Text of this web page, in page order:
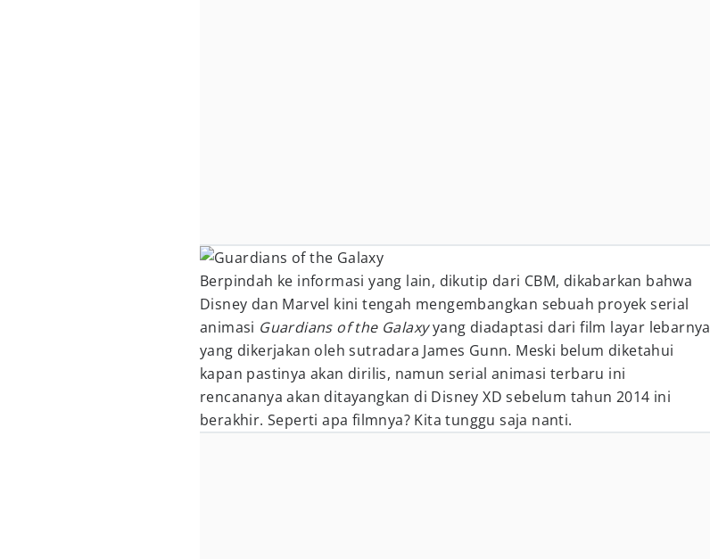
Berpindah ke informasi yang lain, dikutip dari CBM, dikabarkan bahwa
Disney dan Marvel kini tengah mengembangkan sebuah proyek serial
animasi Guardians of the Galaxyyang diadaptasi dari film layar lebarnya
yang dikerjakan oleh sutradara James Gunn. Meski belum diketahui
kapan pastinya akan dirilis, namun serial animasi terbaru ini
rencananya akan ditayangkan di Disney XD sebelum tahun 2014 ini
berakhir. Seperti apa filmnya? Kita tunggu saja nanti.